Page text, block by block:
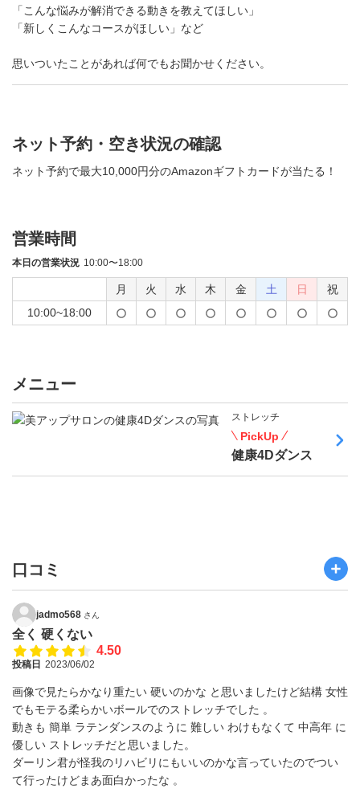
「こんな悩みが解消できる動きを教えてほしい」
「新しくこんなコースがほしい」など
思いついたことがあれば何でもお聞かせください。
ネット予約・空き状況の確認
ネット予約で最大10,000円分のAmazonギフトカードが当たる！
営業時間
本日の営業状況 10:00〜18:00
月 火 水 木 金 土 日
祝
10:00~18:00
メニュー
ストレッチ
PickUp
健康4Dダンス
口コミ
jadmo568 さん
全く 硬くない
4.50
投稿日 2023/06/02
画像で見たらかなり重たい 硬いのかな と思いましたけど結構 女性
でもモテる柔らかいボールでのストレッチでした 。
動きも 簡単 ラテンダンスのように 難しい わけもなくて 中高年 に
優しい ストレッチだと思いました。
ダーリン君が怪我のリハビリにもいいのかな言っていたのでつい
て行ったけどまあ面白かったな 。